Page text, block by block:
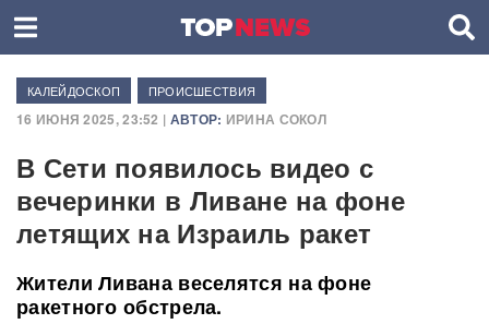
КАЛЕЙДОСКОП ПРОИСШЕСТВИЯ
16 ИЮНЯ 2025, 23:52 | АВТОР: ИРИНА СОКОЛ
В Сети появилось видео с
вечеринки в Ливане на фоне
летящих на Израиль ракет
Жители Ливана веселятся на фоне
ракетного обстрела.